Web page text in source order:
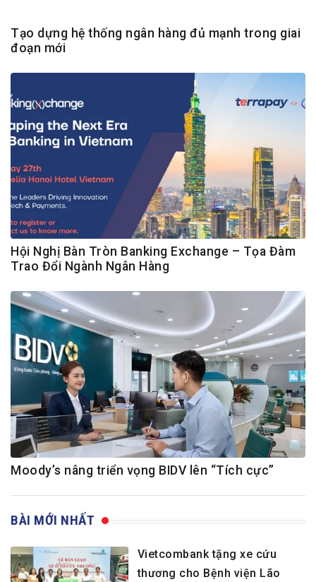
Tạo dựng hệ thống ngân hàng đủ mạnh trong giai
đoạn mới
Hội Nghị Bàn Tròn Banking Exchange – Tọa Đàm
Trao Đổi Ngành Ngân Hàng
Moody’s nâng triển vọng BIDV lên “Tích cực”
BÀI MỚI NHẤT
Vietcombank tặng xe cứu
thương cho Bệnh viện Lão